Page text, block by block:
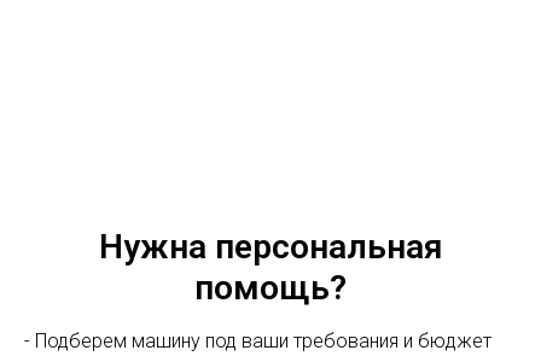
Нужна персональная
помощь?
- Подберем машину под ваши требования и бюджет